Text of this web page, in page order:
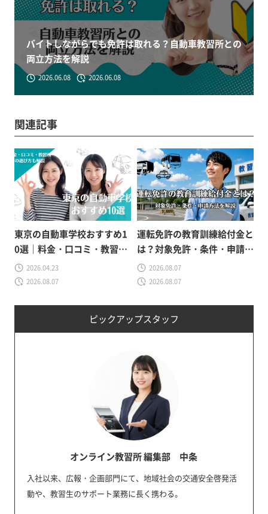
ピックアップスタッフ
オンライン教習所 編集部 中条
入社以来、広報・企画部門にて、地域社会の交通安全啓発活
動や、教習生のサポート業務に長く携わる。
バイトしながらでも免許は取れる？自動車教習所との
両立方法を解説
2026.06.08 2026.06.08
関連記事
東京の自動車学校おすすめ1
0選｜料金・口コミ・教習所
の選び方も解説
2026.04.23
2026.08.07
運転免許の教育訓練給付金と
は？対象免許・条件・申請方
法をわかりやすく解説
2026.08.07
2026.08.07